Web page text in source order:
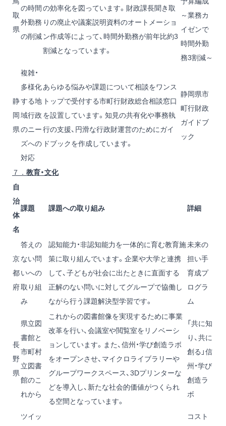
取
県
の時間
外勤務
の削減
の効率化を図っています。財政課長聞き取
りの廃止や議案説明資料のオートメーショ
ン作成等によって、時間外勤務が前年比約3
割減となっています。
～業務カ
イゼンで
時間外勤
務3割減～
静
岡
県
複雑・
多様化
する地
域行政
のニー
ズへの
対応
あらゆる悩みや課題について相談をワンス
トップで受付する市町行財政総合相談窓口
を設置しています。知見の共有化や事務執
行の支援、円滑な行政財運営のためにガイ
ドブックを作成しています。
静岡県市
町行財政
ガイドブ
ック
７． 教育・文化
自
治
体
名
課題 課題への取り組み 詳細
京
都
府
答えの
ない問
いへの
取り組
み
認知能力・非認知能力を一体的に育む教育施
策に取り組んでいます。企業や大学と連携
して、子どもが社会に出たときに直面する
正解のない問いに対してグループで協働し
ながら行う課題解決型学習です。
未来の
担い手
育成プ
ログラ
ム
長
野
県
県立図
書館と
市町村
立図書
館のこ
れから
これからの図書館像を実現するために事業
改革を行い、会議室や閲覧室をリノベーシ
ョンしています。また、信州・学び創造ラボ
をオープンさせ、マイクロライブラリーや
グループワークスペース、3Dプリンターな
どを導入し、新たな社会的価値がつくられ
る空間となっています。
「共に知
り、共に
創る」信
州・学び
創造ラ
ボ
ツイッ
コスト